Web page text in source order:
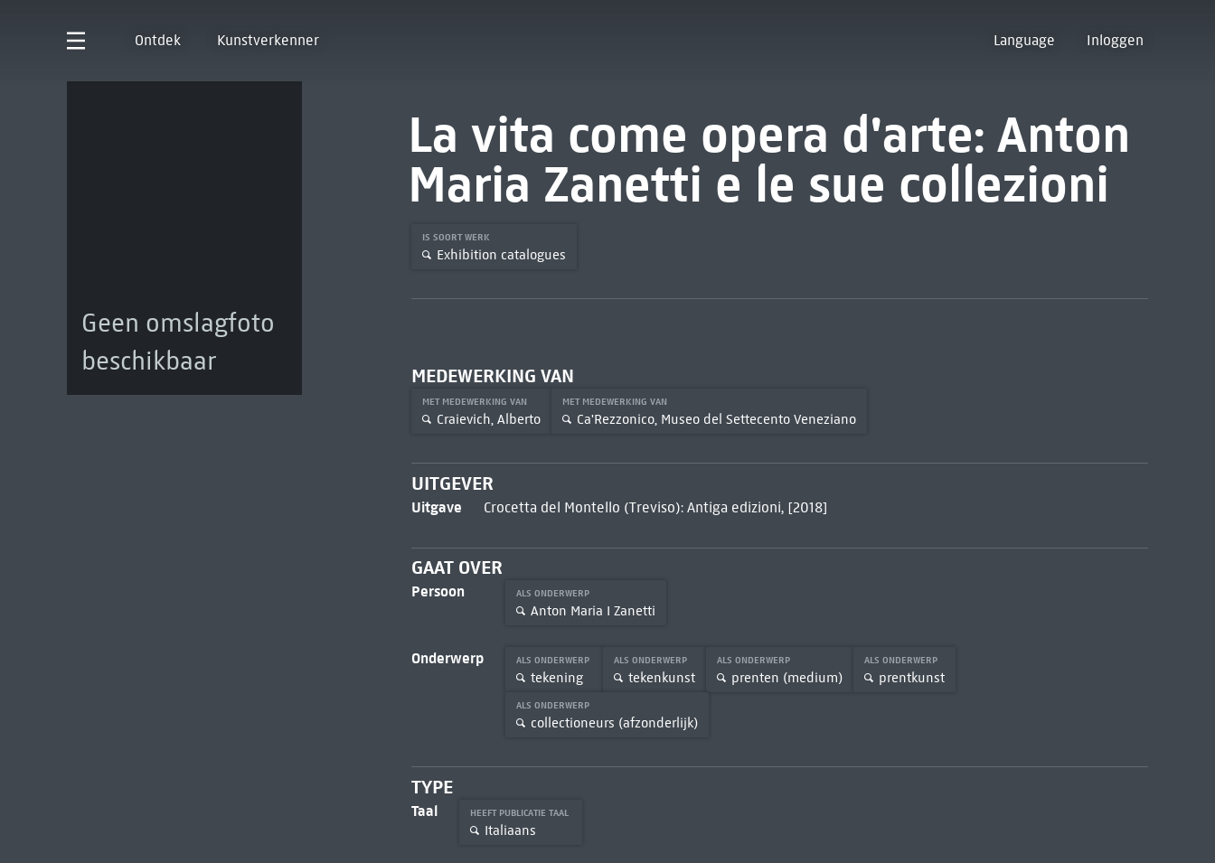
Ontdek Kunstverkenner Language Inloggen
Geen omslagfoto
beschikbaar
La vita come opera d'arte: Anton
Maria Zanetti e le sue collezioni
IS SOORT WERK
Exhibition catalogues
MEDEWERKING VAN
MET MEDEWERKING VAN
Craievich, Alberto
MET MEDEWERKING VAN
Ca'Rezzonico, Museo del Settecento Veneziano
UITGEVER
Uitgave Crocetta del Montello (Treviso): Antiga edizioni, [2018]
GAAT OVER
Persoon ALS ONDERWERP
Anton Maria I Zanetti
Onderwerp ALS ONDERWERP
tekening
ALS ONDERWERP
tekenkunst
ALS ONDERWERP
prenten (medium)
ALS ONDERWERP
prentkunst
ALS ONDERWERP
collectioneurs (afzonderlijk)
TYPE
Taal HEEFT PUBLICATIE TAAL
Italiaans